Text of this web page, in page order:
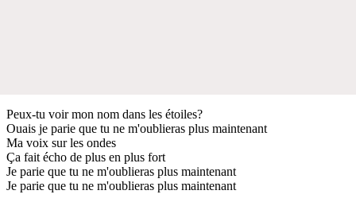
Peux-tu voir mon nom dans les étoiles?
Ouais je parie que tu ne m'oublieras plus maintenant
Ma voix sur les ondes
Ça fait écho de plus en plus fort
Je parie que tu ne m'oublieras plus maintenant
Je parie que tu ne m'oublieras plus maintenant